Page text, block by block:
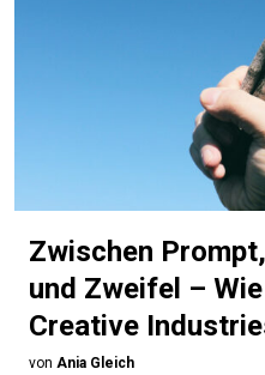
Zwischen
und Zweifel –
Creative
von Ania Gleich